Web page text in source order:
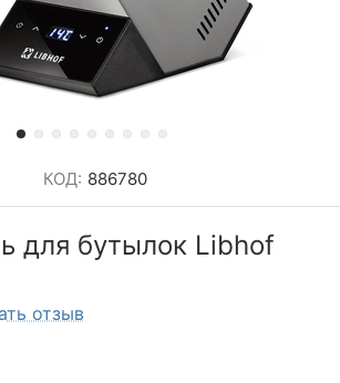
КОД: 886780
для бутылок Libhof
отзыв